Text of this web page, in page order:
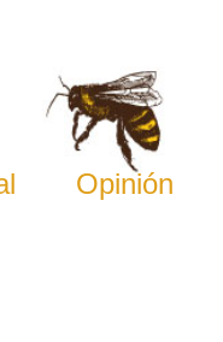
Opinión